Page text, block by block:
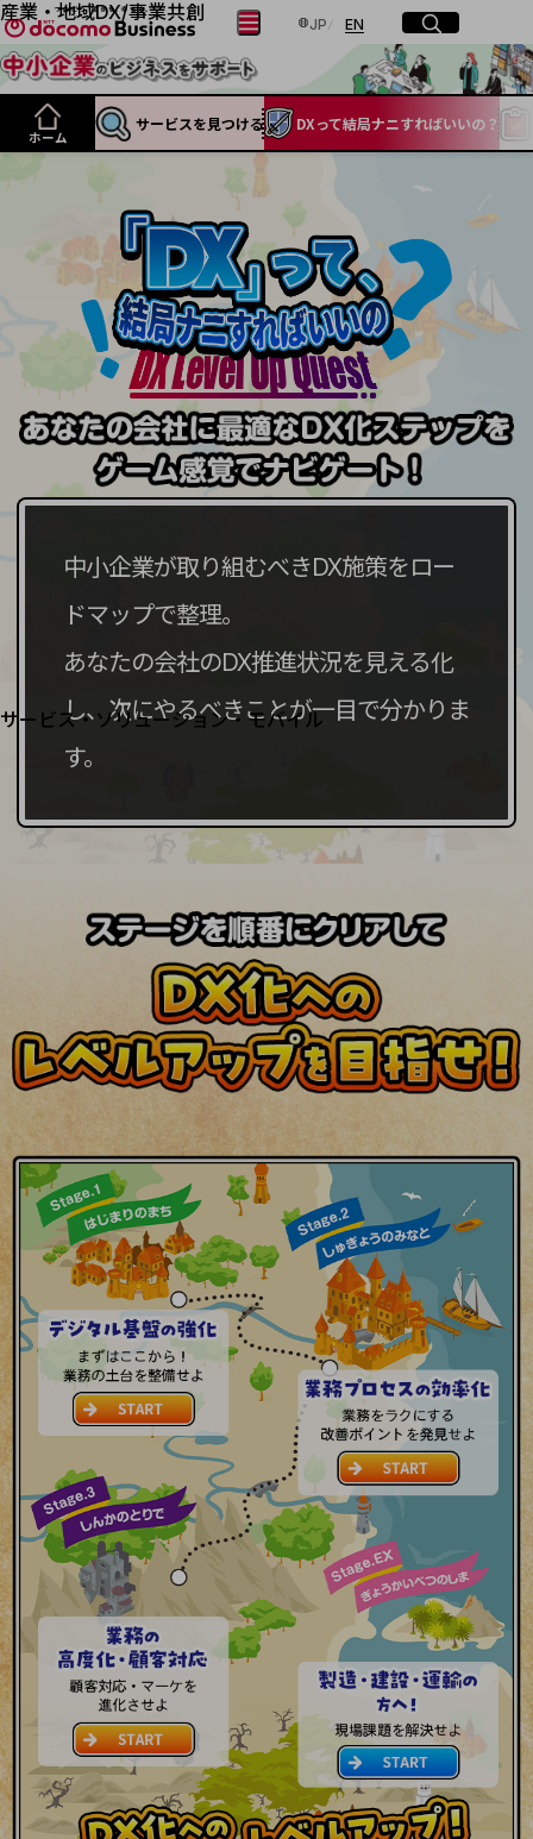
産業・地域DX/事業共創
OPEN HUB for Plural Futures
自律・分散・協調型社会の実現を目指し、
「社会可能性」を探究・実装する事業共創エコシステムです。
OPEN HUB for Plural Futuresとは
イベント/ウェビナー
プレイヤー(カタリスト/パートナー企業)
Smart World
産業・地域DXプラットフォーマーとして
企業と地域が持続成長する社会を目指します
Smart City
Smart Education
Smart Healthcare
Smart Industry
Smart Mobility
Smart Worksite
生成AI(Generative AI)
地域の取り組み
自治体・地域社会との共創
LGPF(Local Government Platform)
別ウィンドウで開きます
サービス・ソリューション・モバイル
サービス・ソリューションTOP
カテゴリーで探す
クラウド・データセンター
電話・映像コミュニケーション
セキュリティ
5G
AI
データ利活用
運用管理
業務支援・マーケティング
災害対策・BCP
課題・ニーズで探す
課題・ニーズで探すTOP
コミュニケーション・情報共有
マーケティング
業務効率化
災害対策
職場環境整備
地域共創・地方創生
セキュリティ対策
遠隔監視
顧客体験（CX）改善
自動化・省電化
JP 日本語
EN Englishサイト内検索
開く
メニュー
開く
フリーワードを入力して探す
フリーワードでNTTドコモビジネスの
取り組みを検索
ホーム
サービスを見つける DXって結局ナニすればいいの？
中小企業が取り組むべきDX施策をロー
ドマップで整理。
あなたの会社のDX推進状況を見える化
し、次にやるべきことが一目で分かりま
す。